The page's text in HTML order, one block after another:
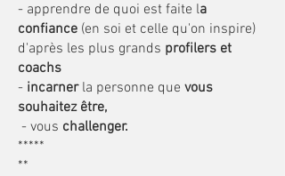
- apprendre de quoi est faite la
confiance (en soi et celle qu'on inspire)
d'après les plus grands profilers et
coachs
- incarnerla personne que vous
souhaitez être,
- vous challenger.
*****
**